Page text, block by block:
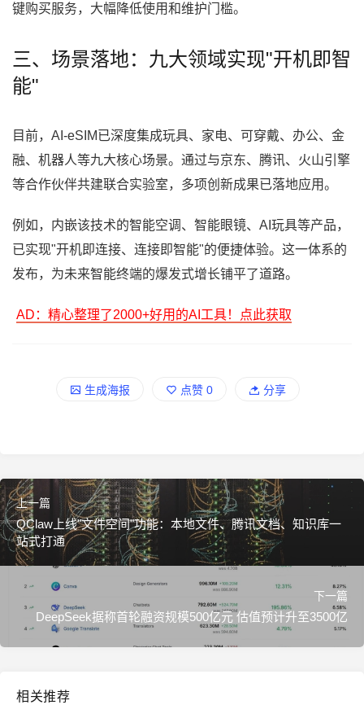
键购买服务，大幅降低使用和维护门槛。
三、场景落地：九大领域实现"开机即智
能"
目前，AI-eSIM已深度集成玩具、家电、可穿戴、办公、金
融、机器人等九大核心场景。通过与京东、腾讯、火山引擎
等合作伙伴共建联合实验室，多项创新成果已落地应用。
例如，内嵌该技术的智能空调、智能眼镜、AI玩具等产品，
已实现"开机即连接、连接即智能"的便捷体验。这一体系的
发布，为未来智能终端的爆发式增长铺平了道路。
AD：精心整理了2000+好用的AI工具！点此获取
生成海报 点赞 0 分享
上一篇
QClaw上线"文件空间"功能：本地文件、腾讯文档、知识库一
站式打通
下一篇
DeepSeek据称首轮融资规模500亿元 估值预计升至3500亿
相关推荐